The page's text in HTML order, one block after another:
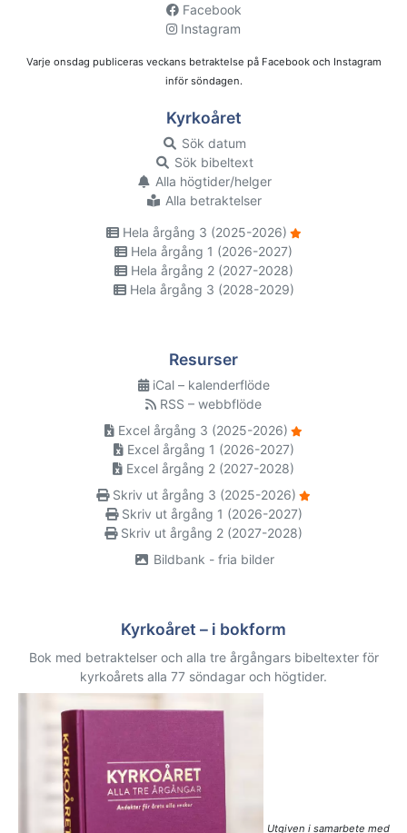
Facebook
Instagram
Varje onsdag publiceras veckans betraktelse på Facebook och Instagram
inför söndagen.
Kyrkoåret
Sök datum
Sök bibeltext
Alla högtider/helger
Alla betraktelser
Hela årgång 3 (2025-2026)
Hela årgång 1 (2026-2027)
Hela årgång 2 (2027-2028)
Hela årgång 3 (2028-2029)
Resurser
iCal – kalenderflöde
RSS – webbflöde
Excel årgång 3 (2025-2026)
Excel årgång 1 (2026-2027)
Excel årgång 2 (2027-2028)
Skriv ut årgång 3 (2025-2026)
Skriv ut årgång 1 (2026-2027)
Skriv ut årgång 2 (2027-2028)
Bildbank - fria bilder
Kyrkoåret – i bokform
Bok med betraktelser och alla tre årgångars bibeltexter för
kyrkoårets alla 77 söndagar och högtider.
Utgiven i samarbete med